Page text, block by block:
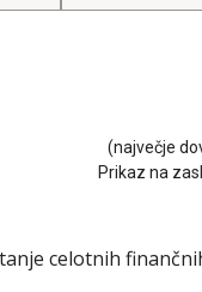
(največje
Prikaz na
celotnih